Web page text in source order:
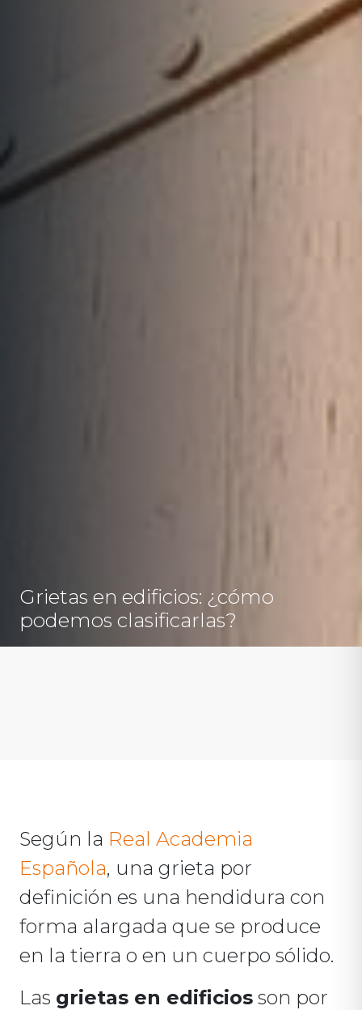
Grietas en edificios: ¿cómo
podemos clasificarlas?
Según la Real Academia
Española, una grieta por
definición es una hendidura con
forma alargada que se produce
en la tierra o en un cuerpo sólido.
Las grietas en edificios son por